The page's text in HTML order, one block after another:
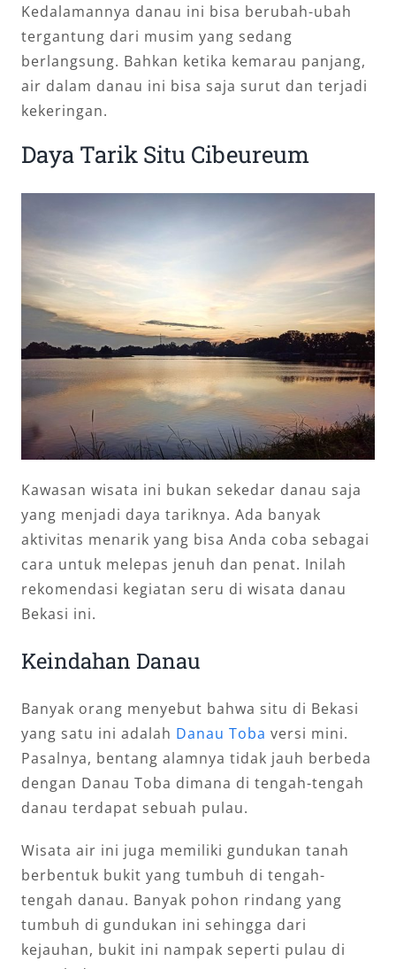
Kedalamannya danau ini bisa berubah-ubah
tergantung dari musim yang sedang
berlangsung. Bahkan ketika kemarau panjang,
air dalam danau ini bisa saja surut dan terjadi
kekeringan.
Daya Tarik Situ Cibeureum
Kawasan wisata ini bukan sekedar danau saja
yang menjadi daya tariknya. Ada banyak
aktivitas menarik yang bisa Anda coba sebagai
cara untuk melepas jenuh dan penat. Inilah
rekomendasi kegiatan seru di wisata danau
Bekasi ini.
Keindahan Danau
Banyak orang menyebut bahwa situ di Bekasi
yang satu ini adalah Danau Toba versi mini.
Pasalnya, bentang alamnya tidak jauh berbeda
dengan Danau Toba dimana di tengah-tengah
danau terdapat sebuah pulau.
Wisata air ini juga memiliki gundukan tanah
berbentuk bukit yang tumbuh di tengah-
tengah danau. Banyak pohon rindang yang
tumbuh di gundukan ini sehingga dari
kejauhan, bukit ini nampak seperti pulau di